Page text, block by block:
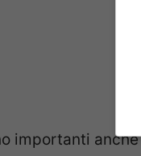
importanti